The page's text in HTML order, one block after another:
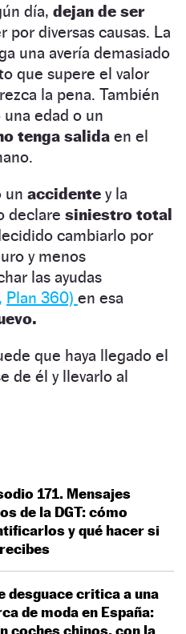
día, dejan de ser
por diversas causas. La
una avería demasiado
que supere el valor
la pena. También
edad o un
tenga salida en el
un accidente y la
declare siniestro total
cambiarlo por
y menos
las ayudas
Plan 360) en esa
que haya llegado el
de él y llevarlo al
171. Mensajes
de la DGT: cómo
y qué hacer si
desguace critica a una
de moda en España:
coches chinos, con la